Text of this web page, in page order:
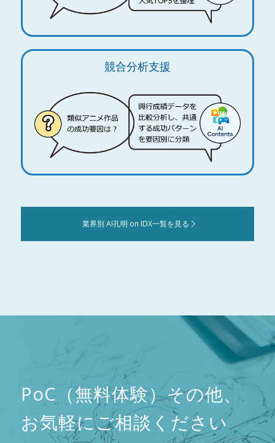
競合分析支援
業界別 AI孔明 on IDX一覧を見る
PoC（無料体験）その他、
お気軽にご相談ください